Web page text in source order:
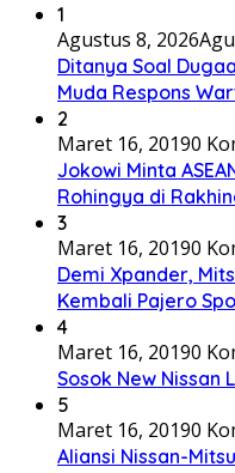
1
Agustus 8, 2026
Ditanya Soal
Muda Respons
2
Maret 16, 20190
Jokowi Minta
Rohingya di
3
Maret 16, 20190
Demi Xpander,
Kembali Pajero
4
Maret 16, 20190
Sosok New Nissan
5
Maret 16, 20190
Aliansi Nissan-